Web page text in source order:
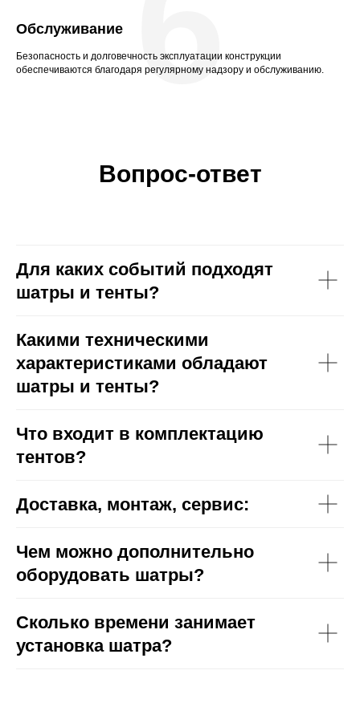
Обслуживание
Безопасность и долговечность эксплуатации конструкции
обеспечиваются благодаря регулярному надзору и обслуживанию.
Вопрос-ответ
Для каких событий подходят
шатры и тенты?
Какими техническими
характеристиками обладают
шатры и тенты?
Что входит в комплектацию
тентов?
Доставка, монтаж, сервис:
Чем можно дополнительно
оборудовать шатры?
Сколько времени занимает
установка шатра?